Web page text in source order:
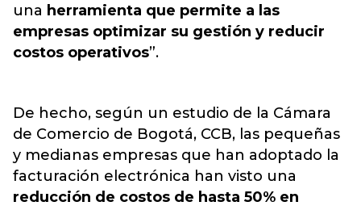
una herramienta que permite a las
empresas optimizar su gestión y reducir
costos operativos”.
De hecho, según un estudio de la Cámara
de Comercio de Bogotá, CCB, las pequeñas
y medianas empresas que han adoptado la
facturación electrónica han visto una
reducción de costos de hasta 50% en